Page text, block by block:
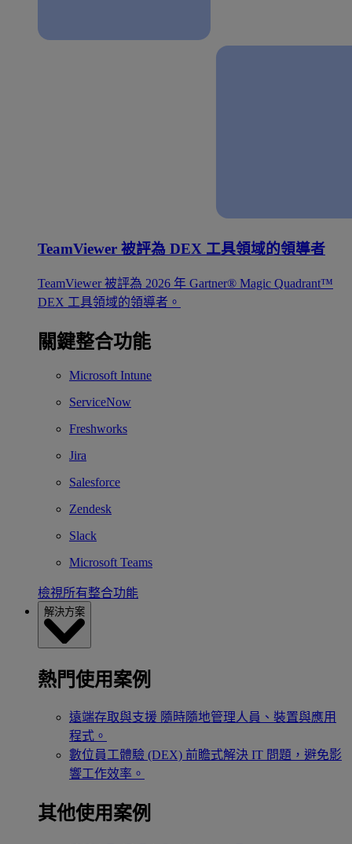
TeamViewer 被評為 DEX 工具領域的領導者
TeamViewer 被評為 2026 年 Gartner® Magic Quadrant™
DEX 工具領域的領導者。
關鍵整合功能
Microsoft Intune
ServiceNow
Freshworks
Jira
Salesforce
Zendesk
Slack
Microsoft Teams
檢視所有整合功能
解決方案
熱門使用案例
遠端存取與支援 隨時隨地管理人員、裝置與應用
程式。
數位員工體驗 (DEX) 前瞻式解決 IT 問題，避免影
響工作效率。
其他使用案例